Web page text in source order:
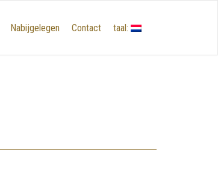
Nabijgelegen Contact taal: